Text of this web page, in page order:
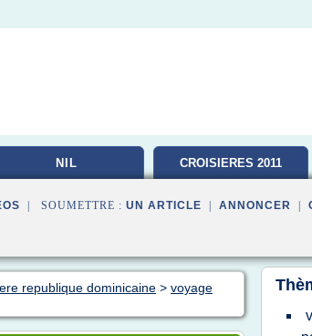
NIL CROISIERES 2011
| SOUMETTRE : UN ARTICLE ANNONCER
republique dominicaine > voyage